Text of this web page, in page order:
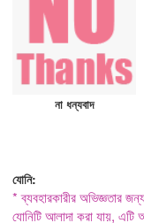
না ধন্যবাদ
যোনি:
* ব্যবহারকারীর অভিজ্ঞতার
যোনিটি আলাদা করা যায়, এটি